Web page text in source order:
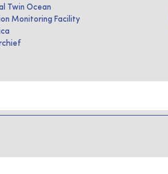
Twin Ocean
Monitoring Facility